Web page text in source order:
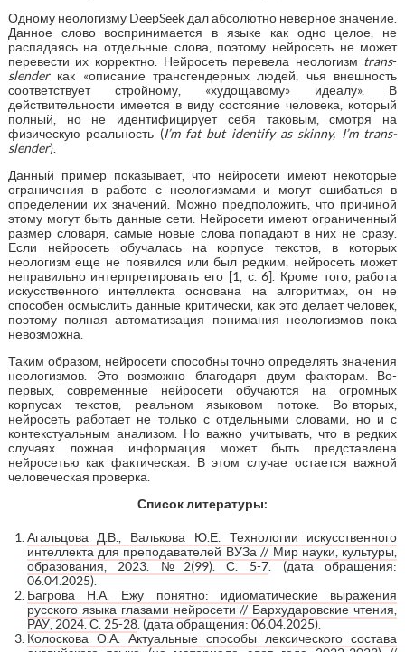
Одному неологизму DeepSeek дал абсолютно неверное значение.
Данное слово воспринимается в языке как одно целое, не
распадаясь на отдельные слова, поэтому нейросеть не может
перевести их корректно. Нейросеть перевела неологизм trans-
slenderкак «описание трансгендерных людей, чья внешность
соответствует стройному, «худощавому» идеалу». В
действительности имеется в виду состояние человека, который
полный, но не идентифицирует себя таковым, смотря на
физическую реальность (I’m fat but identify as skinny, I’m trans-
slender).
Данный пример показывает, что нейросети имеют некоторые
ограничения в работе с неологизмами и могут ошибаться в
определении их значений. Можно предположить, что причиной
этому могут быть данные сети. Нейросети имеют ограниченный
размер словаря, самые новые слова попадают в них не сразу.
Если нейросеть обучалась на корпусе текстов, в которых
неологизм еще не появился или был редким, нейросеть может
неправильно интерпретировать его [1, с. 6]. Кроме того, работа
искусственного интеллекта основана на алгоритмах, он не
способен осмыслить данные критически, как это делает человек,
поэтому полная автоматизация понимания неологизмов пока
невозможна.
Таким образом, нейросети способны точно определять значения
неологизмов. Это возможно благодаря двум факторам. Во-
первых, современные нейросети обучаются на огромных
корпусах текстов, реальном языковом потоке. Во-вторых,
нейросеть работает не только с отдельными словами, но и с
контекстуальным анализом. Но важно учитывать, что в редких
случаях ложная информация может быть представлена
нейросетью как фактическая. В этом случае остается важной
человеческая проверка.
Список литературы:
Агальцова Д.В., Валькова Ю.Е. Технологии искусственного
интеллекта для преподавателей ВУЗа // Мир науки, культуры,
образования, 2023. №2(99). С. 5-7. (дата обращения:
06.04.2025).
Багрова Н.А. Ежу понятно: идиоматические выражения
русского языка глазами нейросети // Бархударовские чтения,
РАУ, 2024. С. 25-28. (дата обращения: 06.04.2025).
Колоскова О.А. Актуальные способы лексического состава